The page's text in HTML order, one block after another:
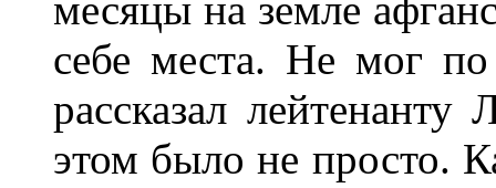
себе места. Не мог
рассказал
этом было не просто.